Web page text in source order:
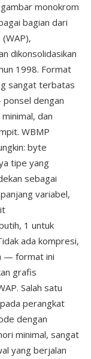
monokrom
bagian dari
(WAP),
dikonsolidasikan
1998. Format
sangat terbatas
dengan
dan
WBMP
byte
tipe yang
sebagai
variabel,
1 untuk
ada kompresi,
— format ini
grafis
Salah satu
perangkat
dengan
minimal, sangat
yang berjalan